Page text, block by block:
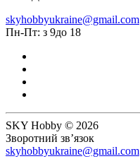
skyhobbyukraine@gmail.com
Пн-Пт: з 9до 18
SKY Hobby © 2026
Зворотний зв’язок
skyhobbyukraine@gmail.com